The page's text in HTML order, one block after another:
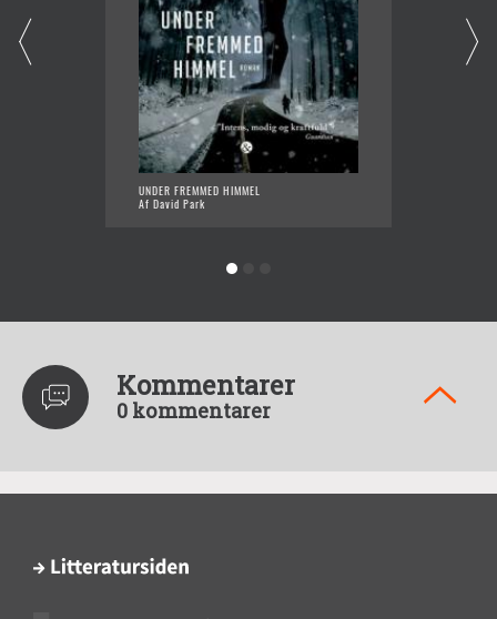
UNDER FREMMED HIMMEL
Af David Park
Kommentarer
0 kommentarer